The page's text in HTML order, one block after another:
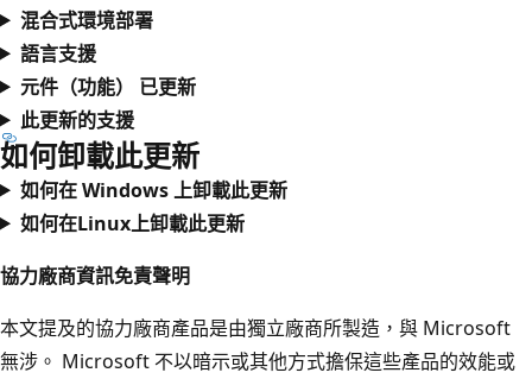
混合式環境部署
語言支援
元件（功能） 已更新
此更新的支援
如何卸載此更新
如何在 Windows 上卸載此更新
如何在Linux上卸載此更新
協力廠商資訊免責聲明
本文提及的協力廠商產品是由獨立廠商所製造，與 Microsoft
無涉。 Microsoft 不以暗示或其他方式擔保這些產品的效能或